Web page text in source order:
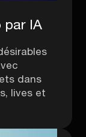
par IA
dans
lives et